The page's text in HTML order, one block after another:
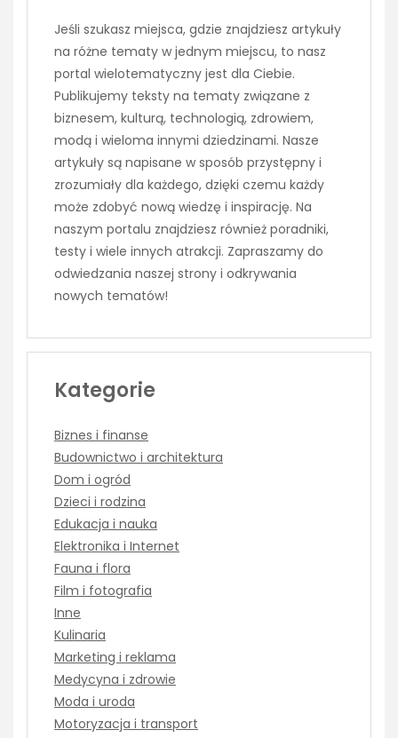
Jeśli szukasz miejsca, gdzie znajdziesz artykuły
na różne tematy w jednym miejscu, to nasz
portal wielotematyczny jest dla Ciebie.
Publikujemy teksty na tematy związane z
biznesem, kulturą, technologią, zdrowiem,
modą i wieloma innymi dziedzinami. Nasze
artykuły są napisane w sposób przystępny i
zrozumiały dla każdego, dzięki czemu każdy
może zdobyć nową wiedzę i inspirację. Na
naszym portalu znajdziesz również poradniki,
testy i wiele innych atrakcji. Zapraszamy do
odwiedzania naszej strony i odkrywania
nowych tematów!
Kategorie
Biznes i finanse
Budownictwo i architektura
Dom i ogród
Dzieci i rodzina
Edukacja i nauka
Elektronika i Internet
Fauna i flora
Film i fotografia
Inne
Kulinaria
Marketing i reklama
Medycyna i zdrowie
Moda i uroda
Motoryzacja i transport